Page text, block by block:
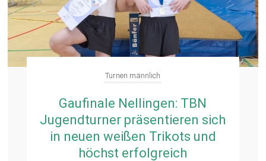
Turnen männlich
Gaufinale Nellingen: TBN
Jugendturner präsentieren sich
in neuen weißen Trikots und
höchst erfolgreich